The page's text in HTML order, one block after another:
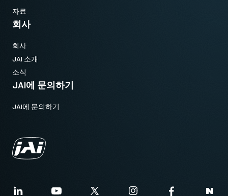
자료
회사
회사
JAI 소개
소식
JAI에 문의하기
JAI에 문의하기